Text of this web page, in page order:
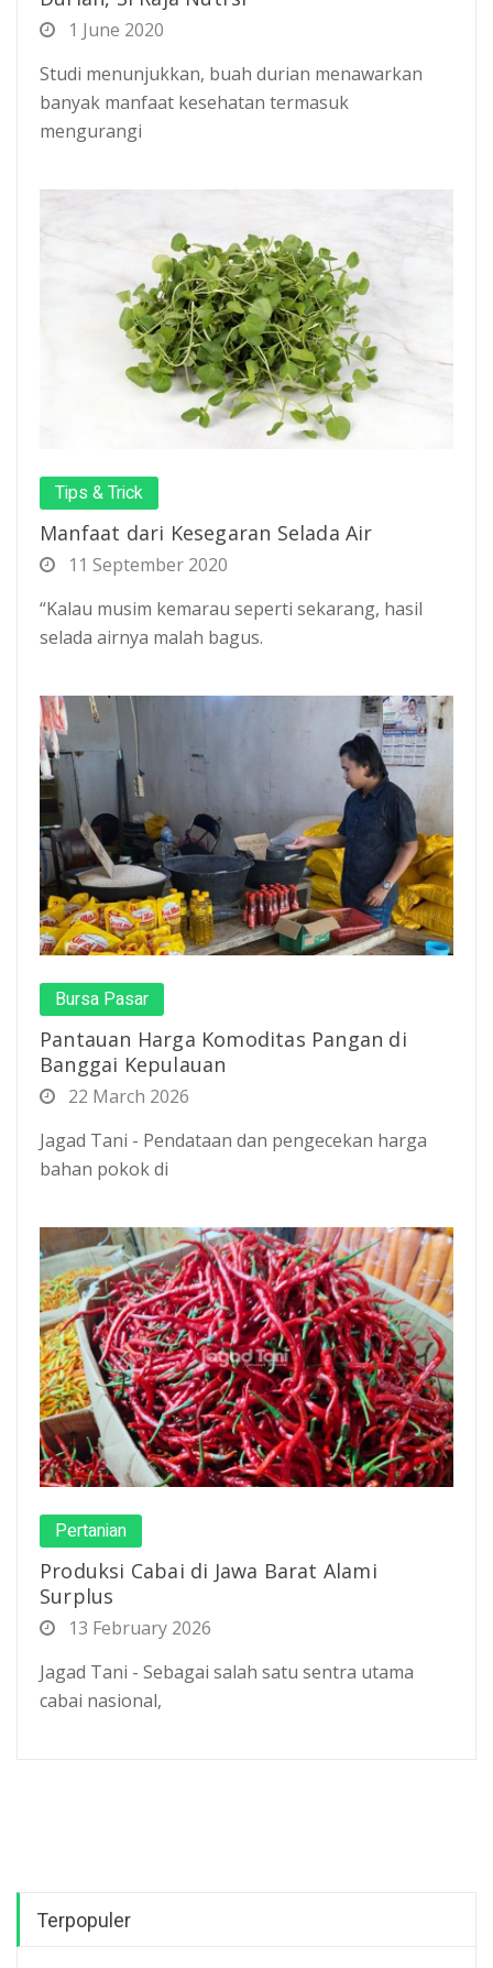
1 June 2020
Studi menunjukkan, buah durian menawarkan
banyak manfaat kesehatan termasuk
mengurangi
Tips & Trick
Manfaat dari Kesegaran Selada Air
11 September 2020
“Kalau musim kemarau seperti sekarang, hasil
selada airnya malah bagus.
Bursa Pasar
Pantauan Harga Komoditas Pangan di
Banggai Kepulauan
22 March 2026
Jagad Tani - Pendataan dan pengecekan harga
bahan pokok di
Pertanian
Produksi Cabai di Jawa Barat Alami
Surplus
13 February 2026
Jagad Tani - Sebagai salah satu sentra utama
cabai nasional,
Terpopuler